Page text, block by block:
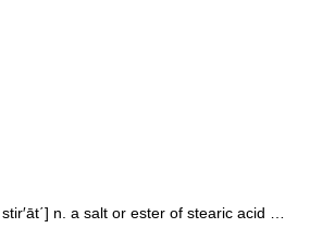
n. a salt or ester of stearic acid …